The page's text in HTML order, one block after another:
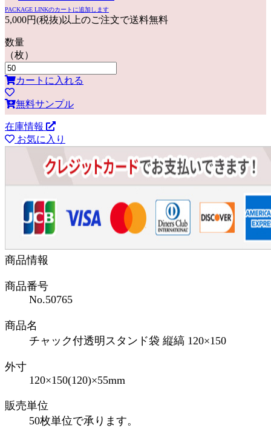
PACKAGE LINKのカートに追加します
5,000円(税抜)以上のご注文で送料無料
数量
（枚）
カートに入れる
無料サンプル
在庫情報
お気に入り
商品情報
商品番号
No.50765
商品名
チャック付透明スタンド袋 縦縞 120×150
外寸
120×150(120)×55mm
販売単位
50枚単位で承ります。